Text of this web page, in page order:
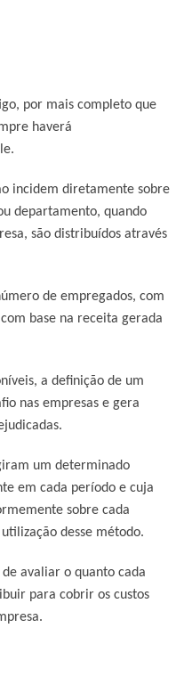
por mais completo que
haverá
incidem diretamente sobre
departamento, quando
são distribuídos através
de empregados, com
base na receita gerada
a definição de um
nas empresas e gera
um determinado
em cada período e cuja
sobre cada
desse método.
de avaliar o quanto cada
para cobrir os custos